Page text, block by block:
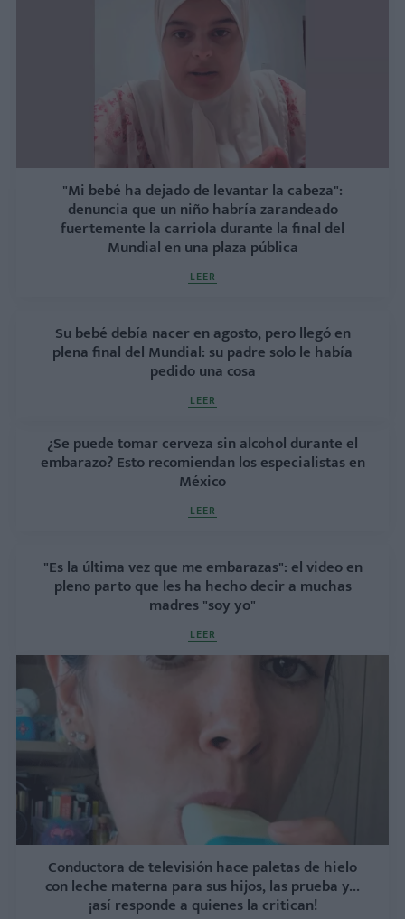
"Mi bebé ha dejado de levantar la cabeza":
denuncia que un niño habría zarandeado
fuertemente la carriola durante la final del
Mundial en una plaza pública
LEER
Su bebé debía nacer en agosto, pero llegó en
plena final del Mundial: su padre solo le había
pedido una cosa
LEER
¿Se puede tomar cerveza sin alcohol durante el
embarazo? Esto recomiendan los especialistas en
México
LEER
"Es la última vez que me embarazas": el video en
pleno parto que les ha hecho decir a muchas
madres "soy yo"
LEER
Conductora de televisión hace paletas de hielo
con leche materna para sus hijos, las prueba y...
¡así responde a quienes la critican!